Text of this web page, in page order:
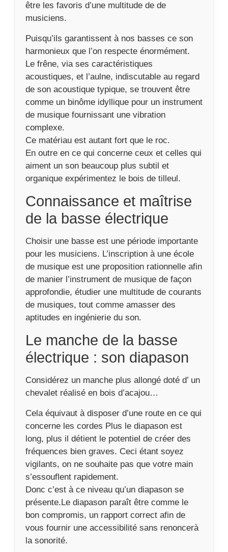
être les favoris d’une multitude de de
musiciens.
Puisqu’ils garantissent à nos basses ce son
harmonieux que l’on respecte énormément.
Le frêne, via ses caractéristiques
acoustiques, et l’aulne, indiscutable au regard
de son acoustique typique, se trouvent être
comme un binôme idyllique pour un instrument
de musique fournissant une vibration
complexe.
Ce matériau est autant fort que le roc.
En outre en ce qui concerne ceux et celles qui
aiment un son beaucoup plus subtil et
organique expérimentez le bois de tilleul.
Connaissance et maîtrise
de la basse électrique
Choisir une basse est une période importante
pour les musiciens. L’inscription à une école
de musique est une proposition rationnelle afin
de manier l’instrument de musique de façon
approfondie, étudier une multitude de courants
de musiques, tout comme amasser des
aptitudes en ingénierie du son.
Le manche de la basse
électrique : son diapason
Considérez un manche plus allongé doté d’ un
chevalet réalisé en bois d’acajou…
Cela équivaut à disposer d’une route en ce qui
concerne les cordes Plus le diapason est
long, plus il détient le potentiel de créer des
fréquences bien graves. Ceci étant soyez
vigilants, on ne souhaite pas que votre main
s’essouflent rapidement.
Donc c’est à ce niveau qu’un diapason se
présente.Le diapason paraît être comme le
bon compromis, un rapport correct afin de
vous fournir une accessibilité sans renoncerà
la sonorité.